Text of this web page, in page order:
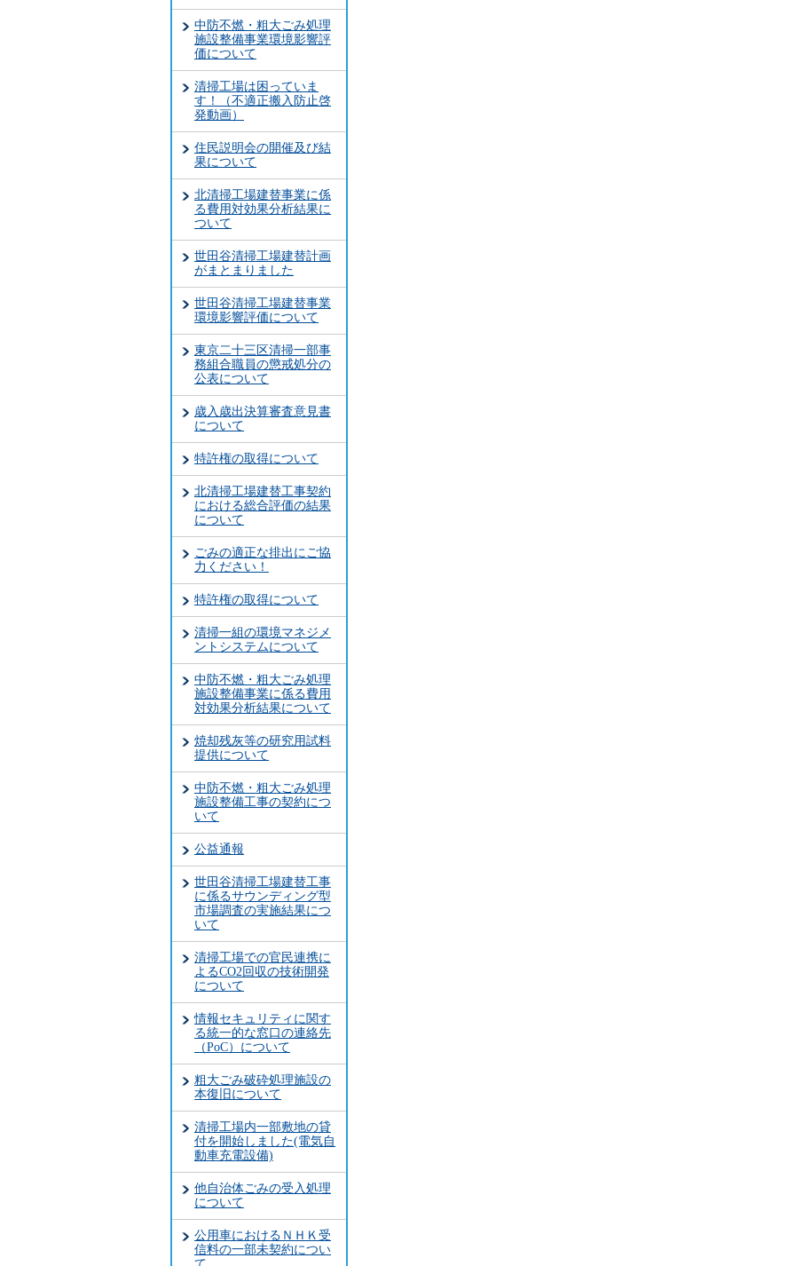
中防不燃・粗大ごみ処理
施設整備事業環境影響評
価について
清掃工場は困っていま
す！（不適正搬入防止啓
発動画）
住民説明会の開催及び結
果について
北清掃工場建替事業に係
る費用対効果分析結果に
ついて
世田谷清掃工場建替計画
がまとまりました
世田谷清掃工場建替事業
環境影響評価について
東京二十三区清掃一部事
務組合職員の懲戒処分の
公表について
歳入歳出決算審査意見書
について
特許権の取得について
北清掃工場建替工事契約
における総合評価の結果
について
ごみの適正な排出にご協
力ください！
特許権の取得について
清掃一組の環境マネジメ
ントシステムについて
中防不燃・粗大ごみ処理
施設整備事業に係る費用
対効果分析結果について
焼却残灰等の研究用試料
提供について
中防不燃・粗大ごみ処理
施設整備工事の契約につ
いて
公益通報
世田谷清掃工場建替工事
に係るサウンディング型
市場調査の実施結果につ
いて
清掃工場での官民連携に
よるCO2回収の技術開発
について
情報セキュリティに関す
る統一的な窓口の連絡先
（PoC）について
粗大ごみ破砕処理施設の
本復旧について
清掃工場内一部敷地の貸
付を開始しました(電気自
動車充電設備)
他自治体ごみの受入処理
について
公用車におけるＮＨＫ受
信料の一部未契約につい